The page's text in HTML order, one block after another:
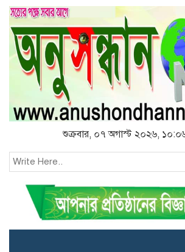
শুক্রবার, ০৭ অগাস্ট ২০২৬, ১০:০৬